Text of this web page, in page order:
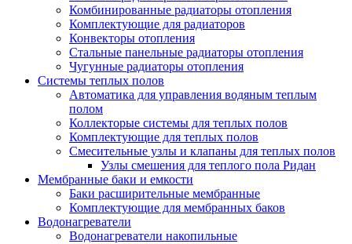
Комбинированные радиаторы отопления
Комплектующие для радиаторов
Конвекторы отопления
Стальные панельные радиаторы отопления
Чугунные радиаторы отопления
Системы теплых полов
Автоматика для управления водяным теплым
полом
Коллекторые системы для теплых полов
Комплектующие для теплых полов
Смесительные узлы и клапаны для теплых полов
Узлы смешения для теплого пола Ридан
Мембранные баки и емкости
Баки расширительные мембранные
Комплектующие для мембранных баков
Водонагреватели
Водонагреватели накопильные